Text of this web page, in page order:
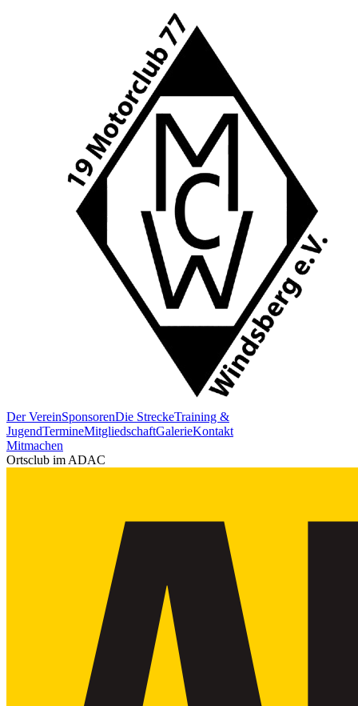
Der VereinSponsorenDie StreckeTraining &
JugendTermineMitgliedschaftGalerieKontakt
Mitmachen
Ortsclub im ADAC